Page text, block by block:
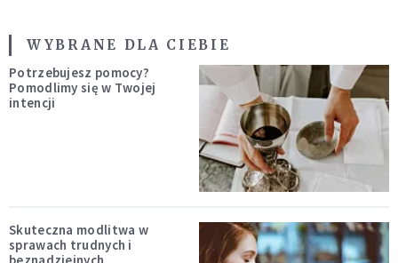
WYBRANE DLA CIEBIE
Potrzebujesz pomocy?
Pomodlimy się w Twojej
intencji
Skuteczna modlitwa w
sprawach trudnych i